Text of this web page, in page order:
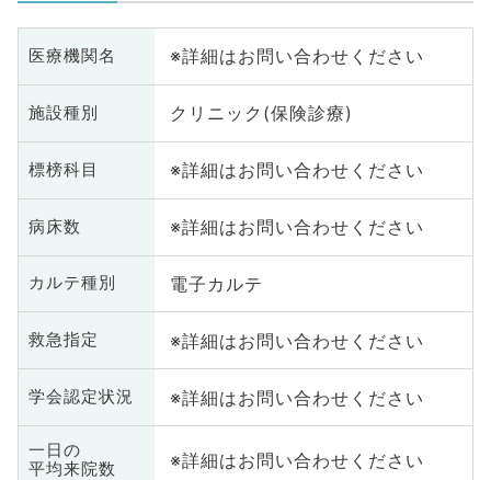
医療機関名 ※詳細はお問い合わせください
施設種別 クリニック(保険診療)
標榜科目 ※詳細はお問い合わせください
病床数 ※詳細はお問い合わせください
カルテ種別 電子カルテ
救急指定 ※詳細はお問い合わせください
学会認定状況 ※詳細はお問い合わせください
一日の
平均来院数
※詳細はお問い合わせください